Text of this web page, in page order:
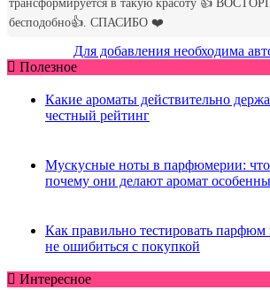
Для добавления необходима
Полезное
Какие ароматы действительно
честный рейтинг
Мускусные ноты в парфюмерии: что
почему они делают аромат
Как правильно тестировать парфюм
не ошибиться с покупкой
Интересное